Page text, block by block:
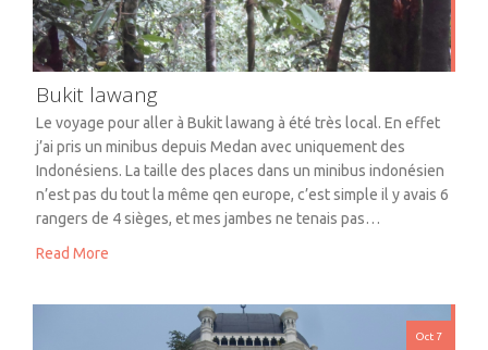
Bukit lawang
Le voyage pour aller à Bukit lawang à été très local. En effet
j’ai pris un minibus depuis Medan avec uniquement des
Indonésiens. La taille des places dans un minibus indonésien
n’est pas du tout la même qen europe, c’est simple il y avais 6
rangers de 4 sièges, et mes jambes ne tenais pas…
Read More
Oct 7